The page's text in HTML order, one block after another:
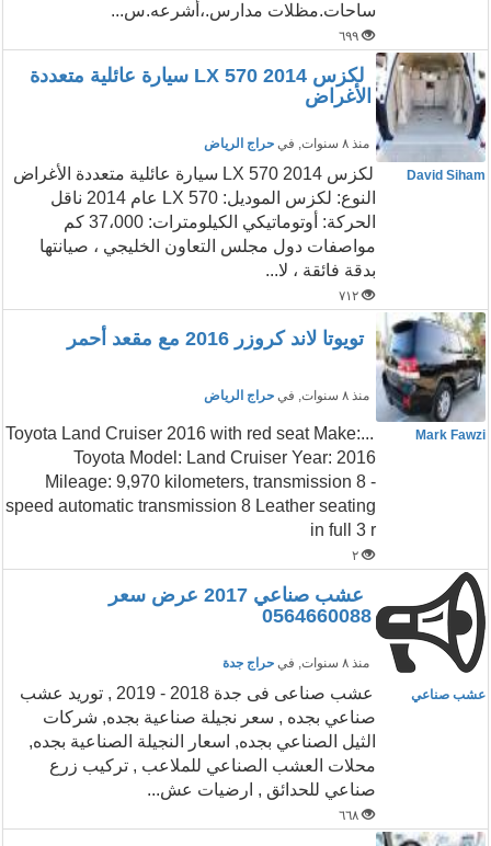
ساحات.مظلات مدارس.،أشرعه.س...
٦٩٩
لكزس LX 570 2014 سيارة عائلية متعددة
الأغراض
منذ ٨ سنوات , في حراج الرياض
David Siham
لكزس LX 570 2014 سيارة عائلية متعددة الأغراض
النوع: لكزس الموديل: LX 570 عام 2014 ناقل
الحركة: أوتوماتيكي الكيلومترات: 37،000 كم
مواصفات دول مجلس التعاون الخليجي ، صيانتها
بدقة فائقة ، لا...
٧١٢
تويوتا لاند كروزر 2016 مع مقعد أحمر
منذ ٨ سنوات , في حراج الرياض
Mark Fawzi
...Toyota Land Cruiser 2016 with red seat Make:
Toyota Model: Land Cruiser Year: 2016
Mileage: 9,970 kilometers, transmission 8 -
speed automatic transmission 8 Leather seating
in full 3 r
٢
عشب صناعي 2017 عرض سعر
0564660088
منذ ٨ سنوات , في حراج جدة
عشب صناعي
عشب صناعى فى جدة 2018 - 2019 , توريد عشب
صناعي بجده , سعر نجيلة صناعية بجده, شركات
الثيل الصناعي بجده, اسعار النجيلة الصناعية بجده,
محلات العشب الصناعي للملاعب , تركيب زرع
صناعي للحدائق , ارضيات عش...
٦٦٨